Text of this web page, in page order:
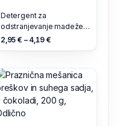
Detergent za
odstranjevanje madežev,
0.3 l, Frosch Baby
2,95 € – 4,19 €